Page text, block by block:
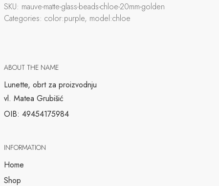
SKU: mauve-matte-glass-beads-chloe-20mm-golden
Categories: color:purple, model:chloe
ABOUT THE NAME
Lunette, obrt za proizvodnju
vl. Matea Grubišić
OIB: 49454175984
INFORMATION
Home
Shop